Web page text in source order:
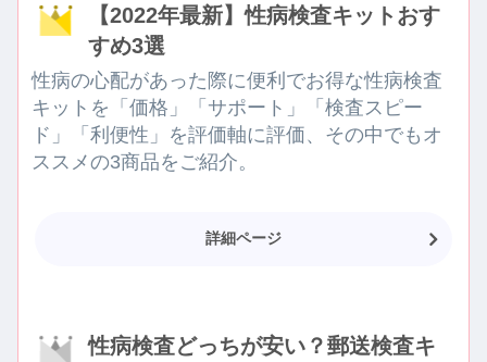
【2022年最新】性病検査キットおす
すめ3選
性病の心配があった際に便利でお得な性病検査
キットを「価格」「サポート」「検査スピー
ド」「利便性」を評価軸に評価、その中でもオ
ススメの3商品をご紹介。
詳細ページ
性病検査どっちが安い？郵送検査キ